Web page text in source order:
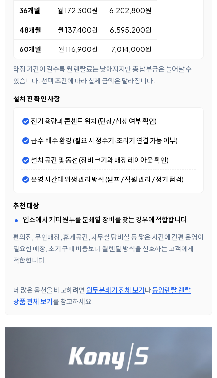
36개월 월 172,300원 6,202,800원
48개월 월 137,400원 6,595,200원
60개월 월 116,900원 7,014,000원
약정 기간이 길수록 월 렌탈료는 낮아지지만 총 납부금은 늘어날 수
있습니다. 선택 조건에 따라 실제 금액은 달라집니다.
설치 전 확인 사항
전기 용량과 콘센트 위치 (단상/삼상 여부 확인)
급수·배수 환경 (필요 시 정수기·조리기 연결 가능 여부)
설치 공간 및 동선 (장비 크기와 매장 레이아웃 확인)
운영 시간대 위생 관리 방식 (셀프 / 직원 관리 / 정기 점검)
추천 대상
업소에서 커피 원두를 분쇄할 장비를 찾는 경우에 적합합니다.
편의점, 무인매장, 휴게공간, 사무실 탕비실 등 짧은 시간에 간편 운영이
필요한 매장, 초기 구매 비용보다 월 렌탈 방식을 선호하는 고객에게
적합합니다.
더 많은 옵션을 비교하려면 원두분쇄기 전체 보기나동양렌탈 렌탈
상품 전체 보기를 참고하세요.